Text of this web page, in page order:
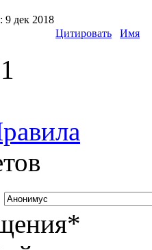
9 дек 2018
Цитировать Имя
1
*